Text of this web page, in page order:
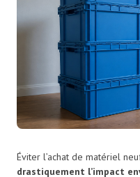
Éviter l’achat de matériel
drastiquement l’impact